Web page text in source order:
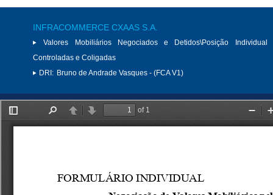
INFRACOMMERCE CXAAS S.A.
Valores Mobiliários Negociados e Detidos\Posição
Controladas e Coligadas
DRI: Bruno de Andrade Vasques - (FCA V1)